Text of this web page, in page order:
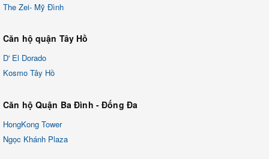
The Zei- Mỹ Đình
Căn hộ quận Tây Hồ
D' El Dorado
Kosmo Tây Hồ
Căn hộ Quận Ba Đình - Đống Đa
HongKong Tower
Ngọc Khánh Plaza